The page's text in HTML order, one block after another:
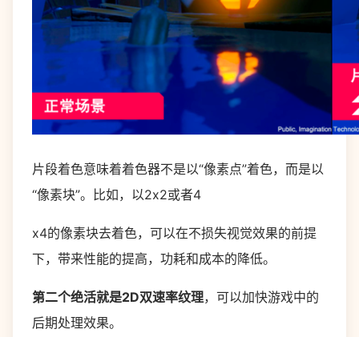
片段着色意味着着色器不是以“像素点”着色，而是以
“像素块”。比如，以2x2或者4
x4的像素块去着色，可以在不损失视觉效果的前提
下，带来性能的提高，功耗和成本的降低。
第二个绝活就是2D双速率纹理，可以加快游戏中的
后期处理效果。